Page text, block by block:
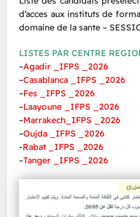
d’acces aux instituts de
domaine de la sante –
LISTES PAR CENTRE
–Agadir _IFPS _2026
–Casablanca _IFPS _2026
–Fes _IFPS _2026
–Laayoune _IFPS _2026
–Marrakech_IFPS _2026
–Oujda _IFPS _2026
-​Rabat _IFPS _2026
–Tanger _IFPS _2026